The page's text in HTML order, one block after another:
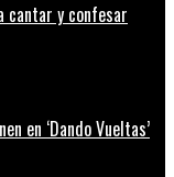
cantar y confesar
en ‘Dando Vueltas’